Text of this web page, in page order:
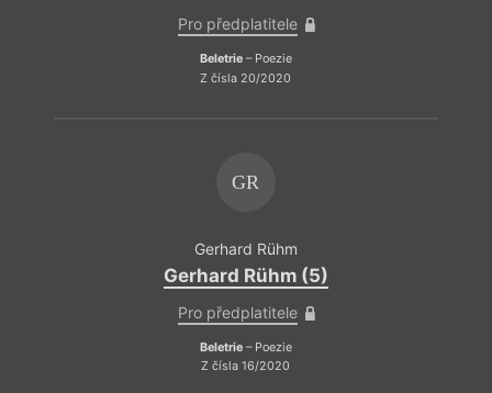
Pro předplatitele
Beletrie– Poezie
Z čísla 20/2020
GR
Gerhard Rühm
Gerhard Rühm (5)
Pro předplatitele
Beletrie– Poezie
Z čísla 16/2020